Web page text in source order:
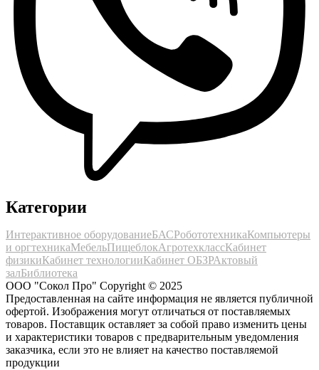
Категории
Интерактивное оборудованиеБАСРобототехникаКомпьютеры
и оргтехникаМебельПищеблокАгротехклассКабинет
физикиКабинет технологииКабинет ОБЗРАктовый
залБиблиотека
ООО "Сокол Про" Copyright © 2025
Предоставленная на сайте информация не является публичной
офертой. Изображения могут отличаться от поставляемых
товаров. Поставщик оставляет за собой право изменить цены
и характеристики товаров с предварительным уведомления
заказчика, если это не влияет на качество поставляемой
продукции